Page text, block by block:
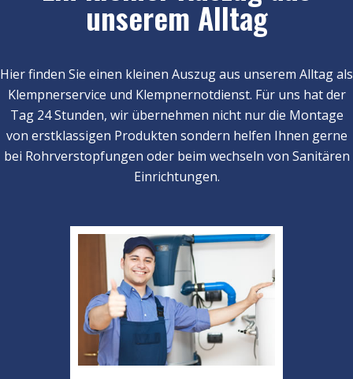
unserem Alltag
Hier finden Sie einen kleinen Auszug aus unserem Alltag als
Klempnerservice und Klempnernotdienst. Für uns hat der
Tag 24 Stunden, wir übernehmen nicht nur die Montage
von erstklassigen Produkten sondern helfen Ihnen gerne
bei Rohrverstopfungen oder beim wechseln von Sanitären
Einrichtungen.